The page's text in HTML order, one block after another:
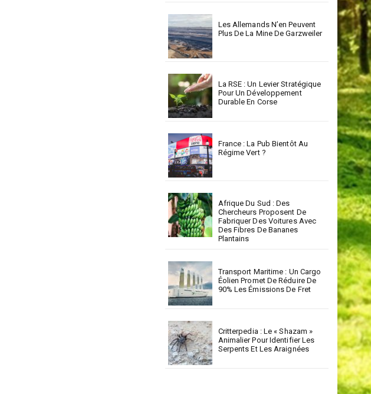
Les Allemands N’en Peuvent
Plus De La Mine De Garzweiler
La RSE : Un Levier Stratégique
Pour Un Développement
Durable En Corse
France : La Pub Bientôt Au
Régime Vert ?
Afrique Du Sud : Des
Chercheurs Proposent De
Fabriquer Des Voitures Avec
Des Fibres De Bananes
Plantains
Transport Maritime : Un Cargo
Éolien Promet De Réduire De
90% Les Émissions De Fret
Critterpedia : Le « Shazam »
Animalier Pour Identifier Les
Serpents Et Les Araignées